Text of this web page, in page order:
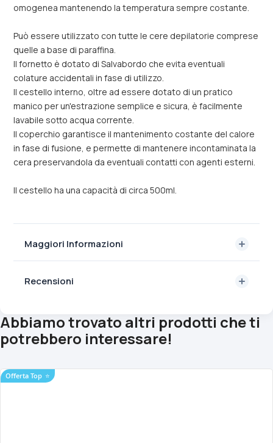
omogenea mantenendo la temperatura sempre costante.
Può essere utilizzato con tutte le cere depilatorie comprese
quelle a base di paraffina.
Il fornetto è dotato di Salvabordo che evita eventuali
colature accidentali in fase di utilizzo.
Il cestello interno, oltre ad essere dotato di un pratico
manico per un'estrazione semplice e sicura, è facilmente
lavabile sotto acqua corrente.
Il coperchio garantisce il mantenimento costante del calore
in fase di fusione, e permette di mantenere incontaminata la
cera preservandola da eventuali contatti con agenti esterni.
ll cestello ha una capacità di circa 500ml.
Maggiori Informazioni
Recensioni
Abbiamo trovato altri prodotti che ti
potrebbero interessare!
Offerta Top ⭐